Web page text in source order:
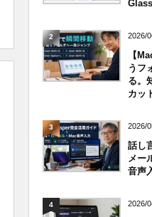
2 2026/
【
うフ
る。
カッ
3 2026/
話し
メー
音声
4 2026/